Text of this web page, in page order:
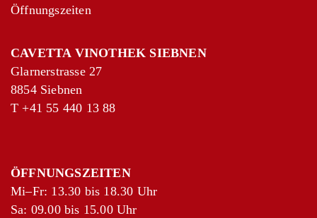
+−
Leaflet |©OpenStreetMap
Öffnungszeiten
CAVETTA VINOTHEK SIEBNEN
Glarnerstrasse 27
8854 Siebnen
T +41 55 440 13 88
ÖFFNUNGSZEITEN
Mi–Fr: 13.30 bis 18.30 Uhr
Sa: 09.00 bis 15.00 Uhr